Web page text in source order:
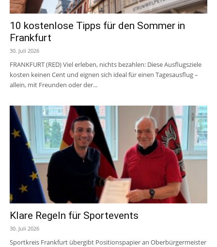
10 kostenlose Tipps für den Sommer in
Frankfurt
30. Juli 2026
FRANKFURT (RED) Viel erleben, nichts bezahlen: Diese Ausflugsziele
kosten keinen Cent und eignen sich ideal für einen Tagesausflug –
allein, mit Freunden oder der...
Klare Regeln für Sportevents
30. Juli 2026
Sportkreis Frankfurt übergibt Positionspapier an Oberbürgermeister